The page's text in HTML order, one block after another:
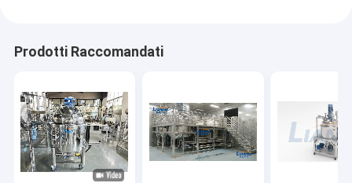
Prodotti Raccomandati